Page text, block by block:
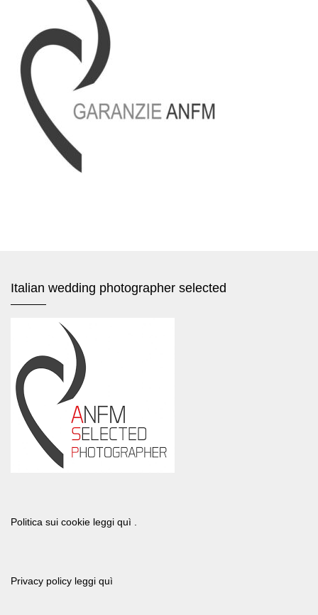
Italian wedding photographer selected
Politica sui cookie leggi quì .
Privacy policy leggi quì